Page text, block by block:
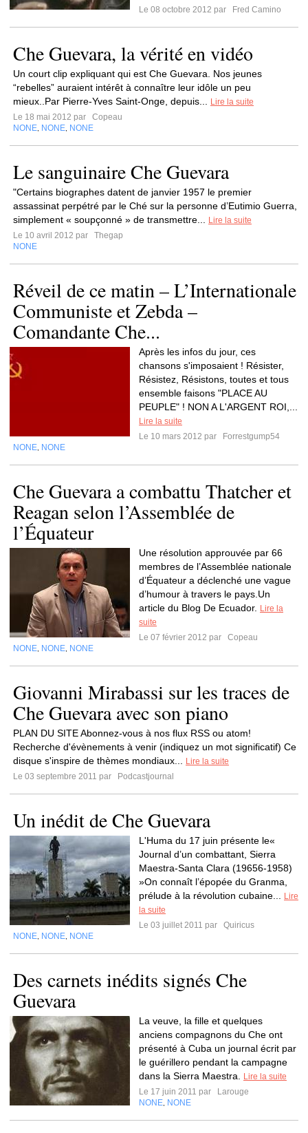
Le 08 octobre 2012 par
Fred Camino
Che Guevara, la vérité en vidéo
Un court clip expliquant qui est Che Guevara. Nos jeunes
“rebelles” auraient intérêt à connaître leur idôle un peu
mieux..Par Pierre-Yves Saint-Onge, depuis...
Lire la suite
Le 18 mai 2012 par
Copeau
NONE NONE NONE
Le sanguinaire Che Guevara
"Certains biographes datent de janvier 1957 le premier
assassinat perpétré par le Ché sur la personne d’Eutimio Guerra,
simplement « soupçonné » de transmettre...
Lire la suite
Le 10 avril 2012 par
Thegap
NONE
Réveil de ce matin – L’Internationale
Communiste et Zebda –
Comandante Che...
Après les infos du jour, ces
chansons s'imposaient ! Résister,
Résistez, Résistons, toutes et tous
ensemble faisons "PLACE AU
PEUPLE" ! NON A L'ARGENT ROI,...
Lire la suite
Le 10 mars 2012 par
Forrestgump54
NONE NONE
Che Guevara a combattu Thatcher et
Reagan selon l’Assemblée de
l’Équateur
Une résolution approuvée par 66
membres de l’Assemblée nationale
d’Équateur a déclenché une vague
d’humour à travers le pays.Un
article du Blog De Ecuador.
Lire la
suite
Le 07 février 2012 par
Copeau
NONE NONE NONE
Giovanni Mirabassi sur les traces de
Che Guevara avec son piano
PLAN DU SITE Abonnez-vous à nos flux RSS ou atom!
Recherche d'évènements à venir (indiquez un mot significatif) Ce
disque s'inspire de thèmes mondiaux...
Lire la suite
Le 03 septembre 2011 par
Podcastjournal
Un inédit de Che Guevara
L'Huma du 17 juin présente le«
Journal d’un combattant, Sierra
Maestra-Santa Clara (19656-1958)
»On connaît l’épopée du Granma,
prélude à la révolution cubaine...
Lire
la suite
Le 03 juillet 2011 par
Quiricus
NONE NONE NONE
Des carnets inédits signés Che
Guevara
La veuve, la fille et quelques
anciens compagnons du Che ont
présenté à Cuba un journal écrit par
le guérillero pendant la campagne
dans la Sierra Maestra.
Lire la suite
Le 17 juin 2011 par
Larouge
NONE NONE